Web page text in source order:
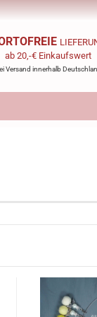
ab 20,-€ Einkaufswert
Versand innerhalb